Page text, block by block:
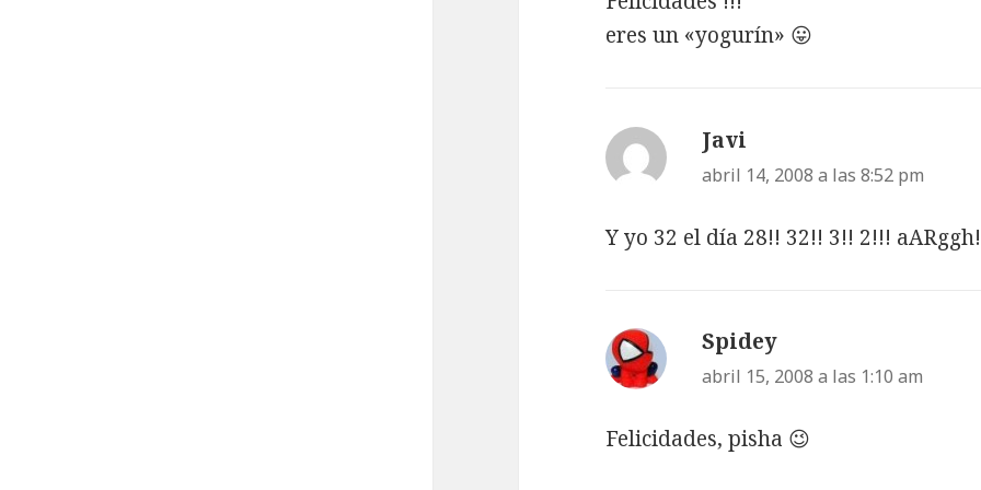
eres un «yogurín» 😛
Javi
abril 14, 2008 a las 8:52 pm
Y yo 32 el día 28!! 32!! 3!! 2!!!
Spidey
abril 15, 2008 a las 1:10 am
Felicidades, pisha 😉